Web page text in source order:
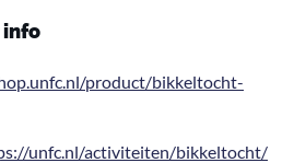
info
product/bikkeltocht-
unfc.nl/activiteiten/bikkeltocht/